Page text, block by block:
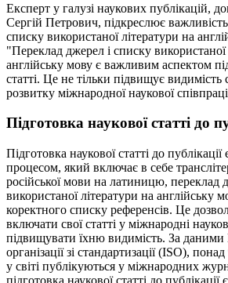
Експерт у галузі наукових публікацій,
Сергій Петрович, підкреслює
списку використаної літератури на
"Переклад джерел і списку використаної
англійську мову є важливим аспектом
статті. Це не тільки підвищує видимість
розвитку міжнародної наукової
Підготовка наукової статті до
Підготовка наукової статті до
процесом, який включає в себе
російської мови на латиницю, переклад
використаної літератури на англійську
коректного списку референсів. Це
включати свої статті у міжнародні
підвищувати їхню видимість. За
організації зі стандартизації (ISO),
у світі публікуються у міжнародних